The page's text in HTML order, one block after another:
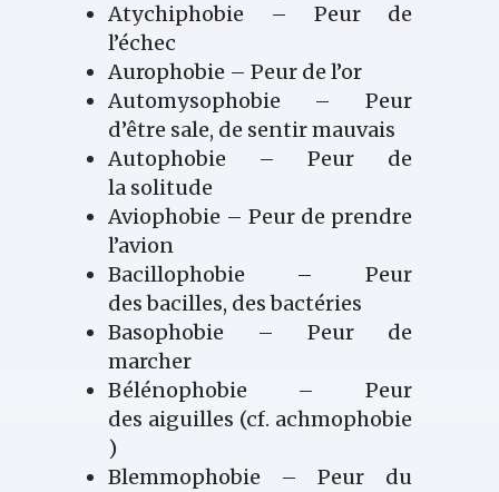
Atychiphobie – Peur de
l’échec
Aurophobie – Peur de l’or
Automysophobie – Peur
d’être sale, de sentir mauvais
Autophobie – Peur de
la solitude
Aviophobie – Peur de prendre
l’avion
Bacillophobie – Peur
des bacilles, des bactéries
Basophobie – Peur de
marcher
Bélénophobie – Peur
des aiguilles (cf. achmophobie
)
Blemmophobie – Peur du